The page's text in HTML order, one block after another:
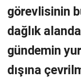
görevlisinin
dağlık
gündemin
dışına